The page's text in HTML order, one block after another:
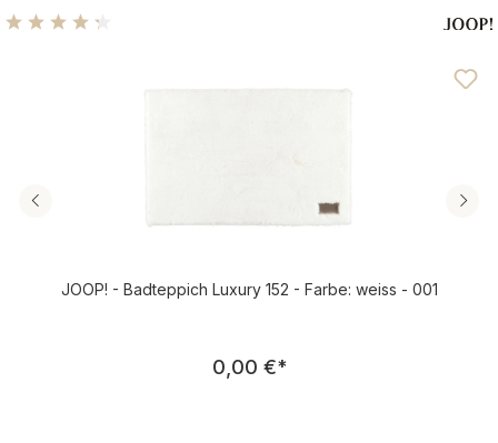
JOOP! - Badteppich Luxury 152 - Farbe: weiss - 001
Regulärer Preis:
0,00 €*